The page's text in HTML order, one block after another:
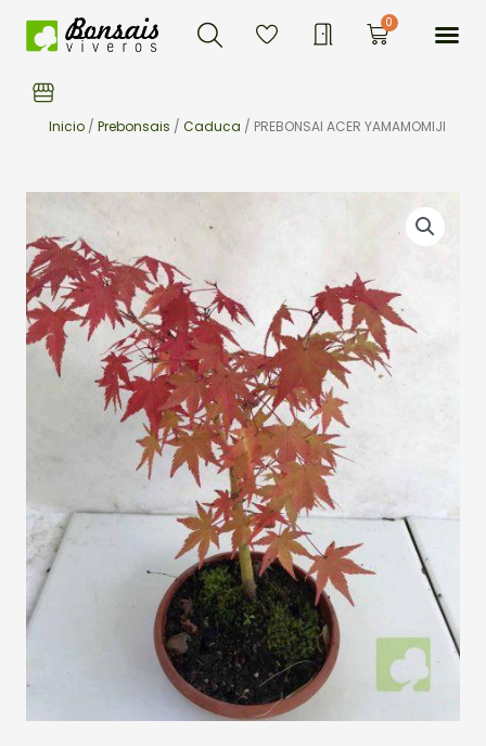
Buscar 0Carrito
Inicio / Prebonsais / Caduca / PREBONSAI ACER YAMAMOMIJI